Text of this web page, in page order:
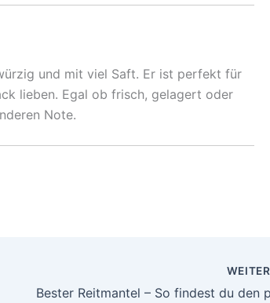
und mit viel Saft. Er ist perfekt für
lieben. Egal ob frisch, gelagert oder
Note.
WEITER